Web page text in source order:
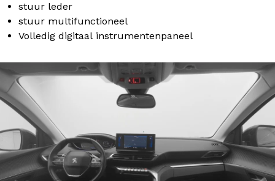
stuur leder
stuur multifunctioneel
Volledig digitaal instrumentenpaneel